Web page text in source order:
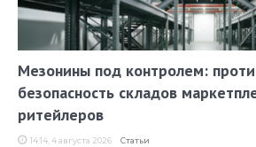
Мезонины под контролем:
безопасность складов
ритейлеров
14:14, 4 августа 2026 Статьи